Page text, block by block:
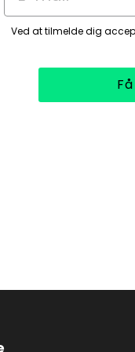
Ved at tilmelde dig